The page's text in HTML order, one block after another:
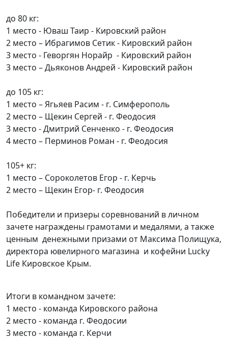
до 80 кг:
1 место - Юваш Таир - Кировский район
2 место – Ибрагимов Сетик - Кировский район
3 место - Геворгян Норайр - Кировский район
3 место – Дьяконов Андрей - Кировский район
до 105 кг:
1 место – Ягьяев Расим - г. Симферополь
2 место – Щекин Сергей - г. Феодосия
3 место - Дмитрий Сенченко - г. Феодосия
4 место – Перминов Роман - г. Феодосия
105+ кг:
1 место – Сороколетов Егор - г. Керчь
2 место – Щекин Егор- г. Феодосия
Победители и призеры соревнований в личном
зачете награждены грамотами и медалями, а также
ценным денежными призами от Максима Полищука,
директора ювелирного магазина и кофейни Lucky
Life Кировское Крым.
Итоги в командном зачете:
1 место - команда Кировского района
2 место - команда г. Феодосии
3 место - команда г. Керчи